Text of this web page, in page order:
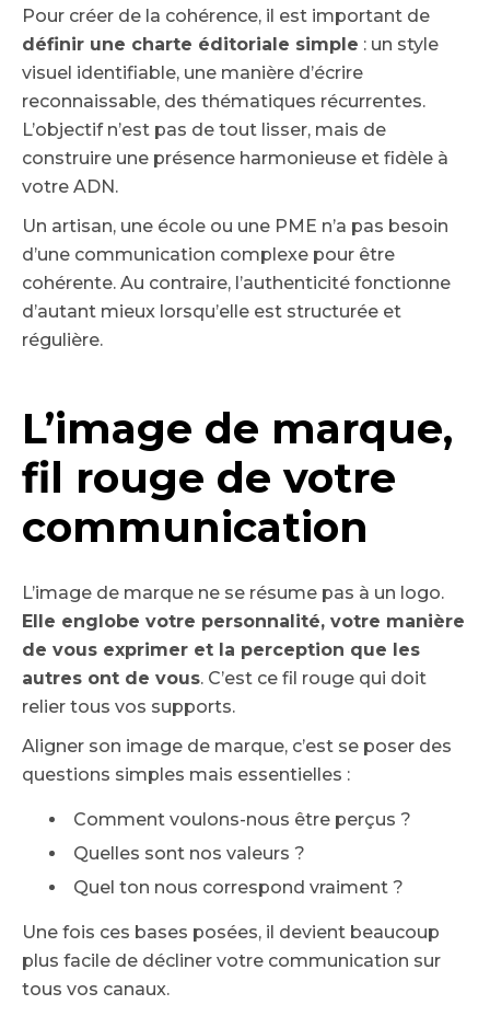
Pour créer de la cohérence, il est important de
définir une charte éditoriale simple : un style
visuel identifiable, une manière d’écrire
reconnaissable, des thématiques récurrentes.
L’objectif n’est pas de tout lisser, mais de
construire une présence harmonieuse et fidèle à
votre ADN.
Un artisan, une école ou une PME n’a pas besoin
d’une communication complexe pour être
cohérente. Au contraire, l’authenticité fonctionne
d’autant mieux lorsqu’elle est structurée et
régulière.
L’image de marque,
fil rouge de votre
communication
L’image de marque ne se résume pas à un logo.
Elle englobe votre personnalité, votre manière
de vous exprimer et la perception que les
autres ont de vous. C’est ce fil rouge qui doit
relier tous vos supports.
Aligner son image de marque, c’est se poser des
questions simples mais essentielles :
Comment voulons-nous être perçus ?
Quelles sont nos valeurs ?
Quel ton nous correspond vraiment ?
Une fois ces bases posées, il devient beaucoup
plus facile de décliner votre communication sur
tous vos canaux.